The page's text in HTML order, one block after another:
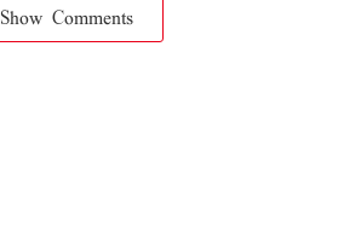
Show Comments